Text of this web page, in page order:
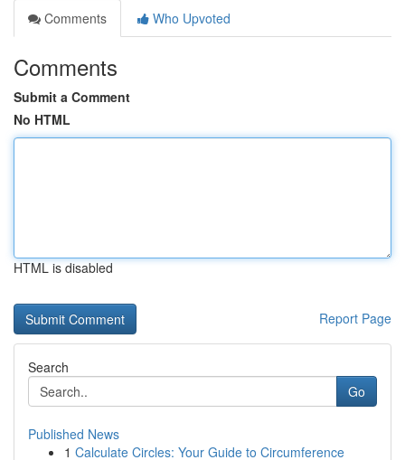
Comments
Who Upvoted
Comments
Submit a Comment
No HTML
HTML is disabled
Report Page
Search
Go
Published News
1 Calculate Circles: Your Guide to Circumference